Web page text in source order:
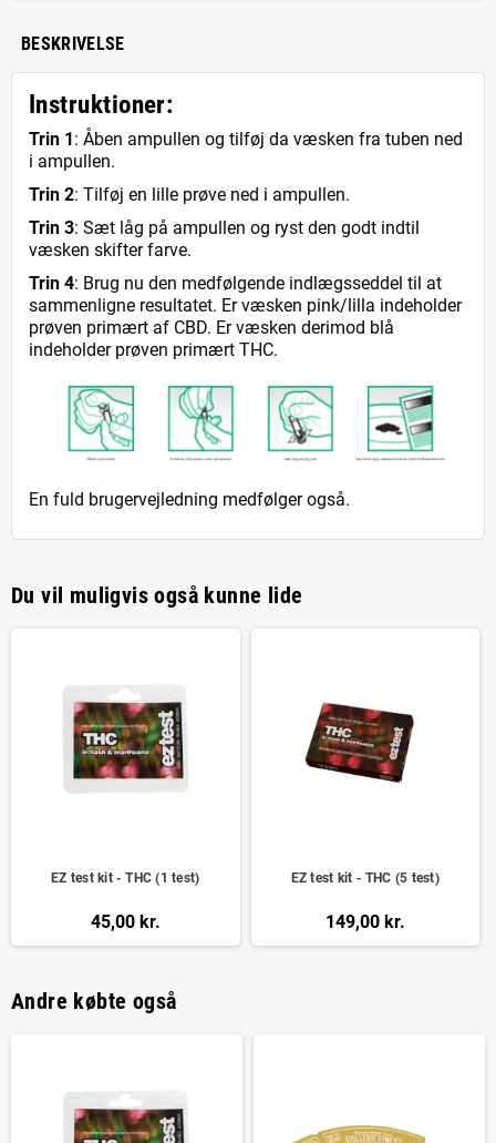
BESKRIVELSE
Instruktioner:
Trin 1: Åben ampullen og tilføj da væsken fra tuben ned
i ampullen.
Trin 2: Tilføj en lille prøve ned i ampullen.
Trin 3: Sæt låg på ampullen og ryst den godt indtil
væsken skifter farve.
Trin 4: Brug nu den medfølgende indlægsseddel til at
sammenligne resultatet. Er væsken pink/lilla indeholder
prøven primært af CBD. Er væsken derimod blå
indeholder prøven primært THC.
En fuld brugervejledning medfølger også.
Du vil muligvis også kunne lide
EZ test kit - THC (1 test)
45,00 kr.
EZ test kit - THC (5 test)
149,00 kr.
Andre købte også